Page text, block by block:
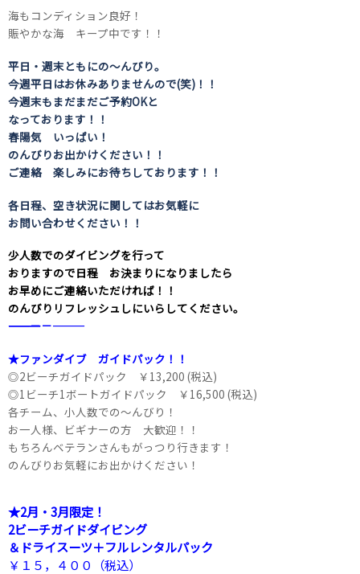
海もコンディション良好！
賑やかな海 キープ中です！！
平日・週末ともにの～んびり。
今週平日はお休みありませんので(笑)！！
今週末もまだまだご予約OKと
なっております！！
春陽気 いっぱい！
のんびりお出かけください！！
ご連絡 楽しみにお待ちしております！！
各日程、空き状況に関してはお気軽に
お問い合わせください！！
少人数でのダイビングを行って
おりますので日程 お決まりになりましたら
お早めにご連絡いただければ！！
のんびりリフレッシュしにいらしてください。
――――――――――――――――――――－－―――
★ファンダイブ ガイドパック！！
◎2ビーチガイドパック ￥13,200 (税込)
◎1ビーチ1ボートガイドパック ￥16,500 (税込)
各チーム、小人数での～んびり！
お一人様、ビギナーの方 大歓迎！！
もちろんベテランさんもがっつり行きます！
のんびりお気軽にお出かけください！
★2月・3月限定！
2ビーチガイドダイビング
＆ドライスーツ＋フルレンタルパック
￥１５，４００（税込）